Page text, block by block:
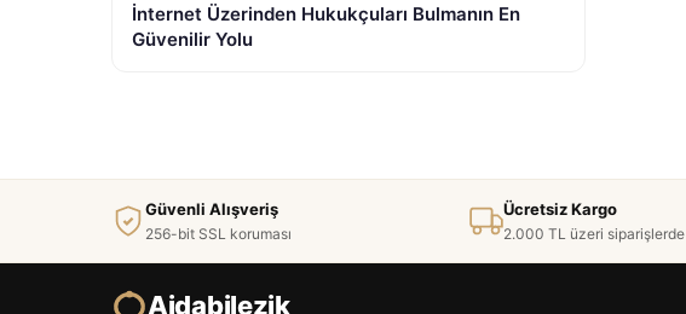
İnternet Üzerinden Hukukçuları Bulmanın En
Güvenilir Yolu
Güvenli Alışveriş
256-bit SSL koruması
Ücretsiz Kargo
2.000 TL üzeri siparişlerde
Ajdabilezik